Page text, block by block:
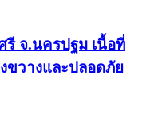
รี จ.นครปฐม เนื้อที่
ขวางและปลอดภัย